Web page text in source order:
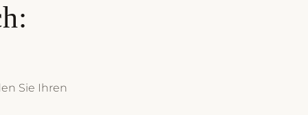
Sie Ihren